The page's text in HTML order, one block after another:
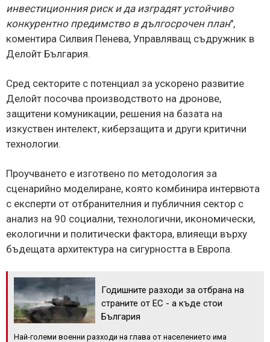
инвестиционния риск и да изградят устойчиво
конкурентно предимство в дългосрочен план",
коментира Силвия Пенева, Управляващ съдружник в
Делойт България.
Сред секторите с потенциал за ускорено развитие
Делойт посочва производството на дронове,
защитени комуникации, решения на базата на
изкуствен интелект, киберзащита и други критични
технологии.
Проучването е изготвено по методология за
сценарийно моделиране, която комбинира интервюта
с експерти от отбранителния и публичния сектор с
анализ на 90 социални, технологични, икономически,
екологични и политически фактора, влияещи върху
бъдещата архитектура на сигурността в Европа.
Годишните разходи за отбрана на
страните от ЕС - а къде стои
България
Най-големи военни разходи на глава от населението има